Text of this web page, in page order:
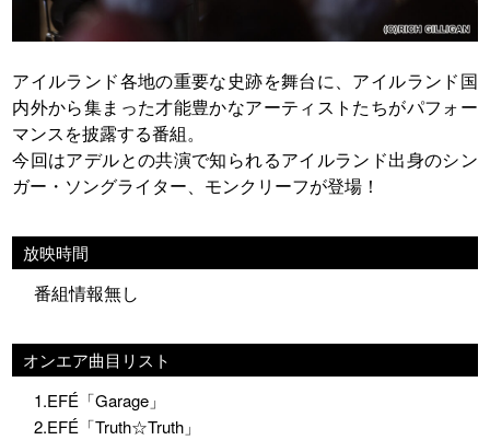
アイルランド各地の重要な史跡を舞台に、アイルランド国
内外から集まった才能豊かなアーティストたちがパフォー
マンスを披露する番組。
今回はアデルとの共演で知られるアイルランド出身のシン
ガー・ソングライター、モンクリーフが登場！
放映時間
番組情報無し
オンエア曲目リスト
1.EFÉ「Garage」
2.EFÉ「Truth☆Truth」